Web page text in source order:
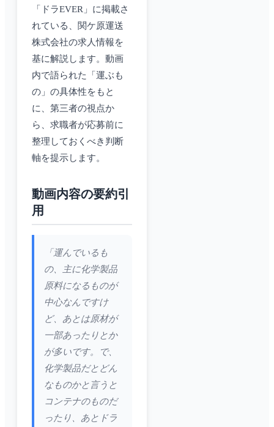
「ドラEVER」に掲載さ
れている、関ケ原運送
株式会社の求人情報を
基に解説します。動画
内で語られた「運ぶも
の」の具体性をもと
に、第三者の視点か
ら、求職者が応募前に
整理しておくべき判断
軸を提示します。
動画内容の要約引
用
「運んでいるも
の、主に化学製品
原料になるものが
中心なんですけ
ど、あとは原材が
一部あったりとか
が多いです。で、
化学製品だとどん
なものかと言うと
コンテナのものだ
ったり、あとドラ